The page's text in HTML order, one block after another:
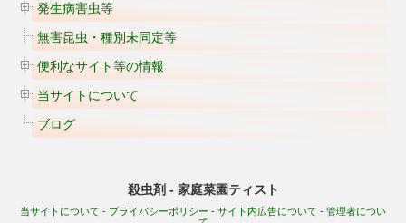
発生病害虫等
無害昆虫・種別未同定等
便利なサイト等の情報
当サイトについて
ブログ
殺虫剤 - 家庭菜園ティスト
当サイトについて - プライバシーポリシー - サイト内広告について - 管理者につい